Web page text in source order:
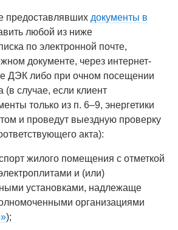
предоставлявших документы в
любой из ниже
по электронной почте,
документе, через интернет-
ДЭК либо при очном посещении
(в случае, если клиент
только из п. 6–9, энергетики
и проведут выездную проверку
акта):
жилого помещения с отметкой
и (или)
установками, надлежаще
организациями
);